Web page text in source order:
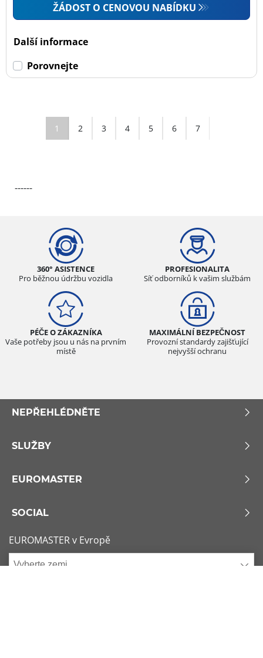
ŽÁDOST O CENOVOU NABÍDKU
Další informace
Porovnejte
1 2 3 4 5 6 7
------
360° ASISTENCE
Pro běžnou údržbu vozidla
PROFESIONALITA
Síť odborníků k vašim službám
PÉČE O ZÁKAZNÍKA
Vaše potřeby jsou u nás na prvním
místě
MAXIMÁLNÍ BEZPEČNOST
Provozní standardy zajišťující
nejvyšší ochranu
NEPŘEHLÉDNĚTE
SLUŽBY
EUROMASTER
SOCIAL
EUROMASTER v Evropě
Vyberte zemi